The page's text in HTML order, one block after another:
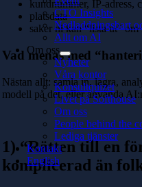
CTO Insights
Nedladdningsbart
Allt om AI
Om oss
Nyheter
Våra kontor
Konsultquizet
Livet på Softhouse
Om oss
People behind the
Lediga tjänster
Kontakt
English
kundnummer, IP-adress,
platsdata
saker ni kan “lista ut”
Vad menas med
Nästan allt: samla in, lagra,
modell på det, eller använda
1) “Rätten till en
komplicerad än